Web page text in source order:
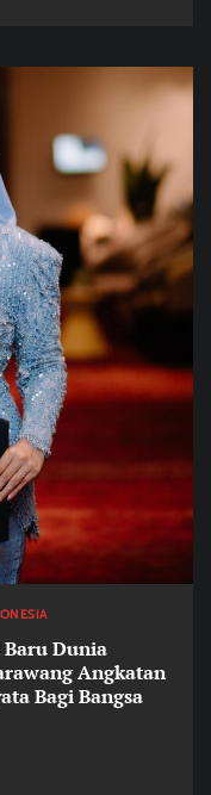
Dunia
Angkatan
Bagi Bangsa